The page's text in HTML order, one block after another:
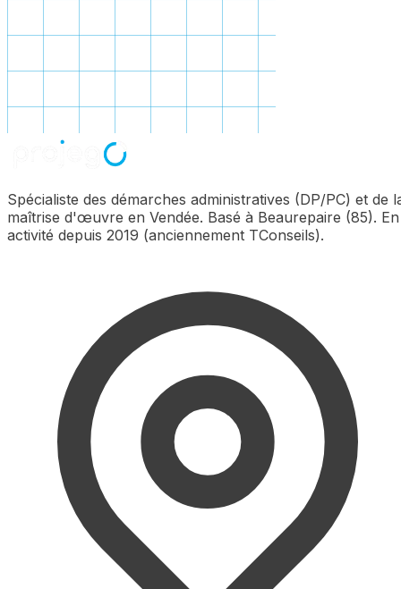
Spécialiste des démarches administratives (DP/PC) et de
maîtrise d'œuvre en Vendée. Basé à Beaurepaire (85). En
activité depuis 2019 (anciennement TConseils).